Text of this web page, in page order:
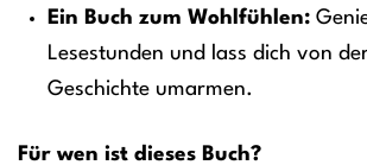
Ein Buch zum Wohlfühlen:
Lesestunden und lass dich von
Geschichte umarmen.
Für wen ist dieses Buch?